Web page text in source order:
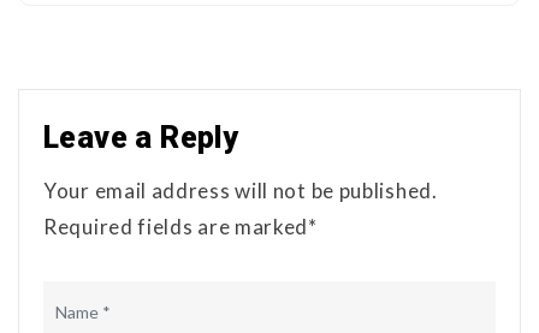
Leave a Reply
Your email address will not be published.
Required fields are marked*